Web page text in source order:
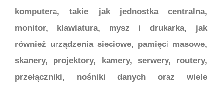
komputera, takie jak jednostka centralna,
monitor, klawiatura, mysz i drukarka, jak
również urządzenia sieciowe, pamięci masowe,
skanery, projektory, kamery, serwery, routery,
przełączniki, nośniki danych oraz wiele